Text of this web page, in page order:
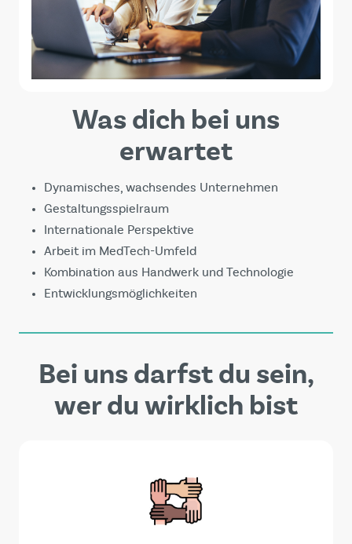
Was dich bei uns
erwartet
Dynamisches, wachsendes Unternehmen
Gestaltungsspielraum
Internationale Perspektive
Arbeit im MedTech-Umfeld
Kombination aus Handwerk und Technologie
Entwicklungsmöglichkeiten
Bei uns darfst du sein,
wer du wirklich bist